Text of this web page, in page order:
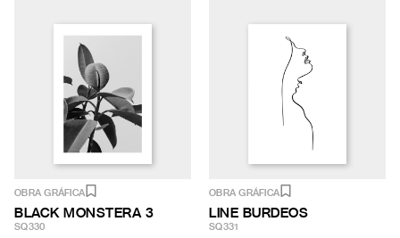
OBRA GRÁFICA
BLACK MONSTERA 3
SQ330
OBRA GRÁFICA
LINE BURDEOS
SQ331